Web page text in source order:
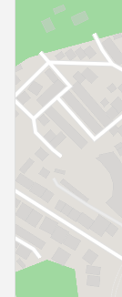
Madeira
Açores